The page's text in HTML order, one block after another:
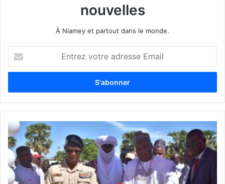
nouvelles
À Niamey et partout dans le monde.
t
e
z
o
t
r
a
d